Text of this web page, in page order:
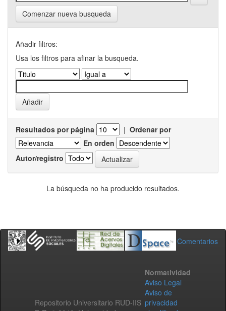
Comenzar nueva busqueda
Añadir filtros:
Usa los filtros para afinar la busqueda.
Resultados por página | Ordenar por
En orden
Autor/registro
La búsqueda no ha producido resultados.
Comentarios
Repositorio Universitario RUD-IIS
Normatividad
Aviso Legal
Aviso de
privacidad